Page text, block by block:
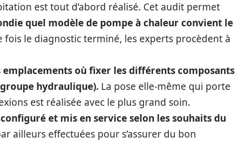
est tout d’abord réalisé. Cet audit permet
quel modèle de pompe à chaleur convient le
fois le diagnostic terminé, les experts procèdent à
emplacements où fixer les différents composants
hydraulique). La pose elle-même qui porte
est réalisée avec le plus grand soin.
et mis en service selon les souhaits du
ailleurs effectuées pour s’assurer du bon